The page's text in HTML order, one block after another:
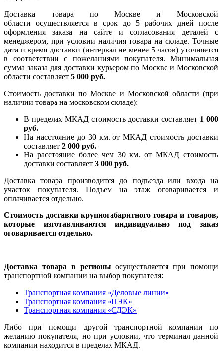
Доставка товара по Москве и Московской
области осуществляется в срок до 5 рабочих дней после
оформления заказа на сайте и согласования деталей с
менеджером, при условии наличия товара на складе. Точные
дата и время доставки (интервал не менее 5 часов) уточняется
в соответствии с пожеланиями покупателя. Минимальная
сумма заказа для доставки курьером по Москве и Московской
области составляет 5 000 руб.
Стоимость доставки по Москве и Московской области (при
наличии товара на московском складе):
В пределах МКАД стоимость доставки составляет 1 000
руб.
На насcтояние до 30 км. от МКАД стоимость доставки
составляет 2 000 руб.
На расстояние более чем 30 км. от МКАД стоимость
доставки составляет 3 000 руб.
Доставка товара производится до подъезда или входа на
участок покупателя. Подъем на этаж оговаривается и
оплачивается отдельно.
Стоимость доставки крупногабаритного товара и товаров,
которые изготавливаются индивидуально под заказ
оговаривается отдельно.
Доставка товара в регионы осуществляется при помощи
транспортной компании на выбор покупателя:
Транспортная компания «Деловые линии»
Транспортная компания «ПЭК»
Транспортная компания «СДЭК»
Либо при помощи другой транспортной компании по
желанию покупателя, но при условии, что терминал данной
компании находится в пределах МКАД.